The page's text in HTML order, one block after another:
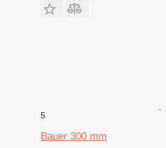
5
Bauer 300 mm